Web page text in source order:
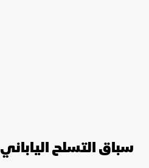
سباق التسلح الياباني